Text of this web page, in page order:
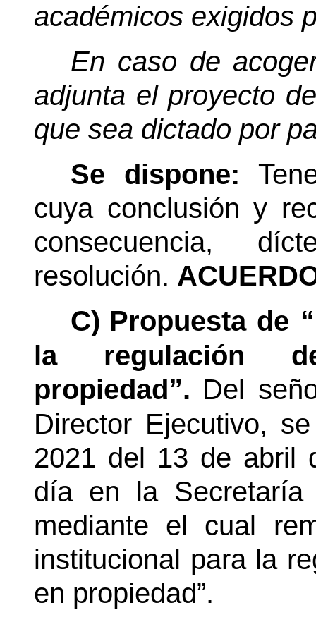
académicos exigidos
En caso de
adjunta el proyecto
que sea dictado por
Se dispone:
cuya conclusión y
consecuencia,
resolución.
C) Propuesta de
la regulación
propiedad”. Del
Director Ejecutivo,
2021 del 13 de abril
día en la Secretaría
mediante el cual
institucional para la
en propiedad”.